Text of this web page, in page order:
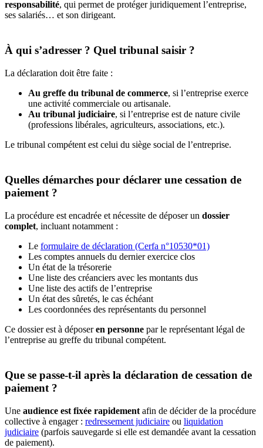
responsabilité, qui permet de protéger juridiquement l’entreprise,
ses salariés… et son dirigeant.
À qui s’adresser ? Quel tribunal saisir ?
La déclaration doit être faite :
Au greffe du tribunal de commerce, si l’entreprise exerce
une activité commerciale ou artisanale.
Au tribunal judiciaire, si l’entreprise est de nature civile
(professions libérales, agriculteurs, associations, etc.).
Le tribunal compétent est celui du siège social de l’entreprise.
Quelles démarches pour déclarer une cessation de
paiement ?
La procédure est encadrée et nécessite de déposer un dossier
complet, incluant notamment :
Le formulaire de déclaration (Cerfa n°10530*01)
Les comptes annuels du dernier exercice clos
Un état de la trésorerie
Une liste des créanciers avec les montants dus
Une liste des actifs de l’entreprise
Un état des sûretés, le cas échéant
Les coordonnées des représentants du personnel
Ce dossier est à déposeren personne par le représentant légal de
l’entreprise au greffe du tribunal compétent.
Que se passe-t-il après la déclaration de cessation de
paiement ?
Une audience est fixée rapidement afin de décider de la procédure
collective à engager : redressement judiciaire ou liquidation
judiciaire (parfois sauvegarde si elle est demandée avant la cessation
de paiement).